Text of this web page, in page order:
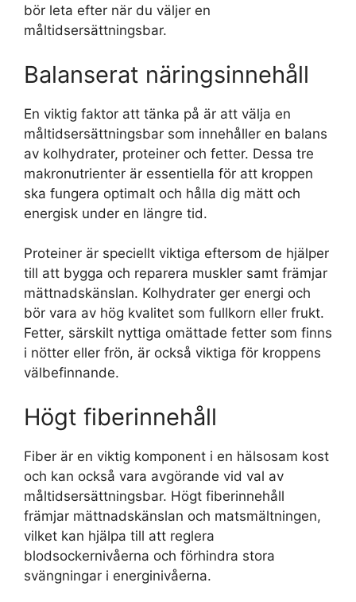
bör leta efter när du väljer en
måltidsersättningsbar.
Balanserat näringsinnehåll
En viktig faktor att tänka på är att välja en
måltidsersättningsbar som innehåller en balans
av kolhydrater, proteiner och fetter. Dessa tre
makronutrienter är essentiella för att kroppen
ska fungera optimalt och hålla dig mätt och
energisk under en längre tid.
Proteiner är speciellt viktiga eftersom de hjälper
till att bygga och reparera muskler samt främjar
mättnadskänslan. Kolhydrater ger energi och
bör vara av hög kvalitet som fullkorn eller frukt.
Fetter, särskilt nyttiga omättade fetter som finns
i nötter eller frön, är också viktiga för kroppens
välbefinnande.
Högt fiberinnehåll
Fiber är en viktig komponent i en hälsosam kost
och kan också vara avgörande vid val av
måltidsersättningsbar. Högt fiberinnehåll
främjar mättnadskänslan och matsmältningen,
vilket kan hjälpa till att reglera
blodsockernivåerna och förhindra stora
svängningar i energinivåerna.